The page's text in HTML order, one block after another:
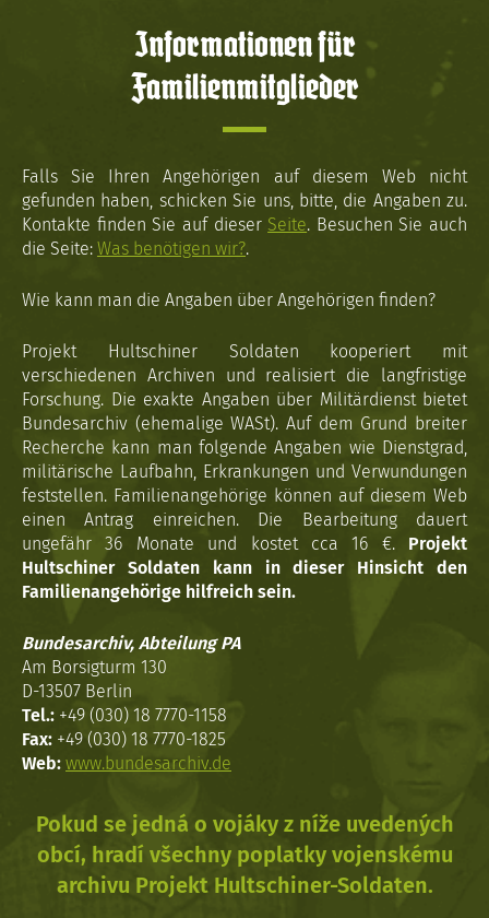
Informationen für
Familienmitglieder
Falls Sie Ihren Angehörigen auf diesem Web nicht
gefunden haben, schicken Sie uns, bitte, die Angaben zu.
Kontakte finden Sie auf dieser Seite. Besuchen Sie auch
die Seite: Was benötigen wir?.
Wie kann man die Angaben über Angehörigen finden?
Projekt Hultschiner Soldaten kooperiert mit
verschiedenen Archiven und realisiert die langfristige
Forschung. Die exakte Angaben über Militärdienst bietet
Bundesarchiv (ehemalige WASt). Auf dem Grund breiter
Recherche kann man folgende Angaben wie Dienstgrad,
militärische Laufbahn, Erkrankungen und Verwundungen
feststellen. Familienangehörige können auf diesem Web
einen Antrag einreichen. Die Bearbeitung dauert
ungefähr 36 Monate und kostet cca 16 €. Projekt
Hultschiner Soldaten kann in dieser Hinsicht den
Familienangehörige hilfreich sein.
Bundesarchiv, Abteilung PA
Am Borsigturm 130
D-13507 Berlin
Tel.: +49 (030) 18 7770-1158
Fax: +49 (030) 18 7770-1825
Web: www.bundesarchiv.de
Pokud se jedná o vojáky z níže uvedených
obcí, hradí všechny poplatky vojenskému
archivu Projekt Hultschiner-Soldaten.